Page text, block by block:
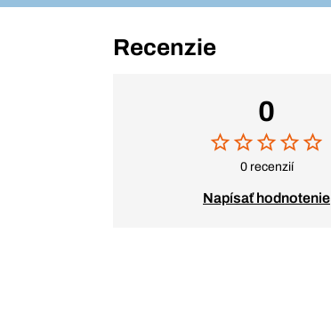
Recenzie
0
0 recenzií
Napísať hodnotenie